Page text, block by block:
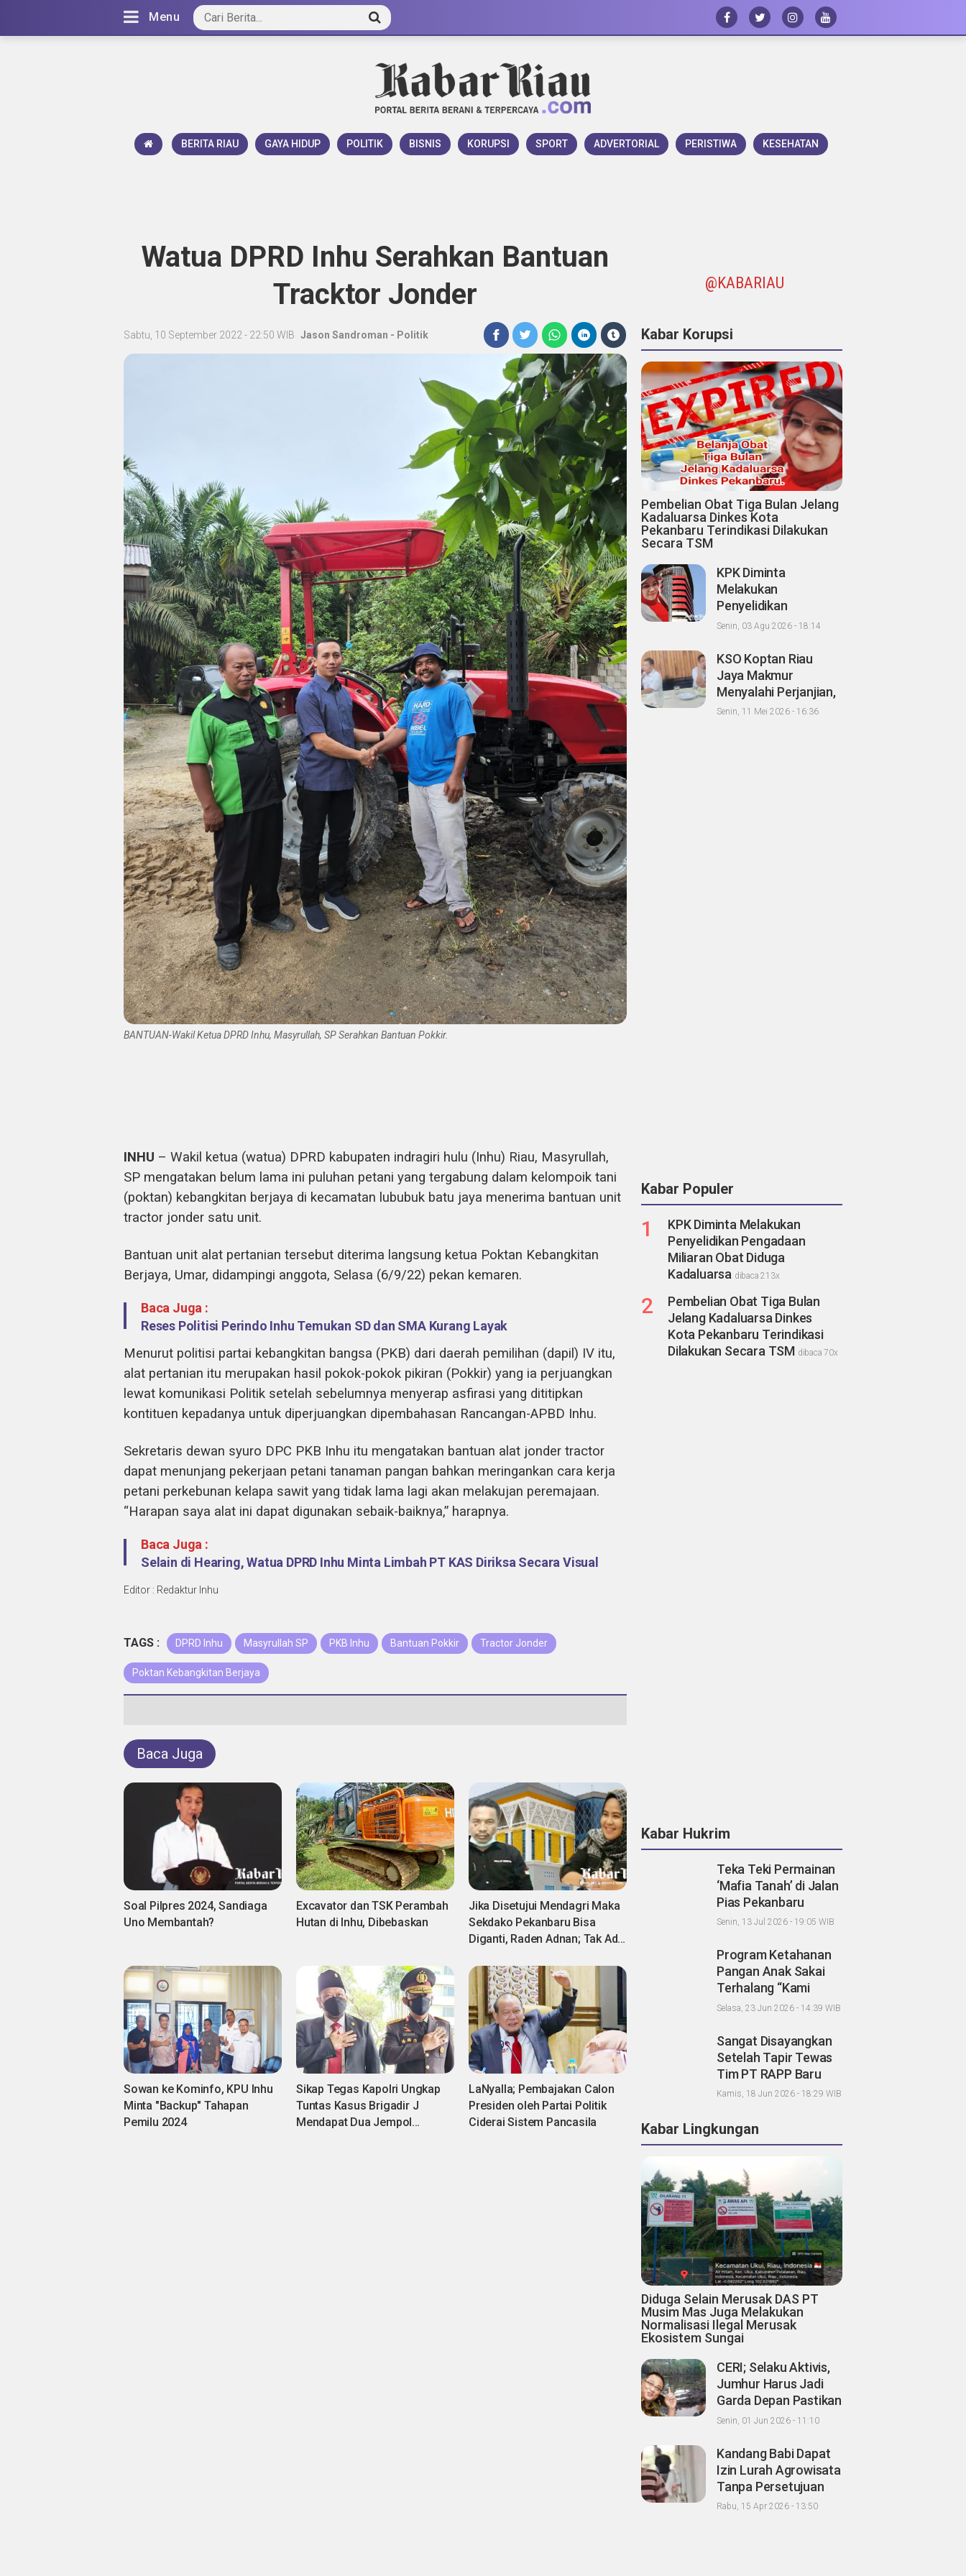
Menu
BERITA RIAU GAYA HIDUP POLITIK BISNIS KORUPSI SPORT ADVERTORIAL PERISTIWA KESEHATAN
Watua DPRD Inhu Serahkan Bantuan
Tracktor Jonder
Sabtu, 10 September 2022 - 22:50 WIB Jason Sandroman - Politik
BANTUAN-Wakil Ketua DPRD Inhu, Masyrullah, SP Serahkan Bantuan Pokkir.
INHU – Wakil ketua (watua) DPRD kabupaten indragiri hulu (Inhu) Riau, Masyrullah,
SP mengatakan belum lama ini puluhan petani yang tergabung dalam kelompoik tani
(poktan) kebangkitan berjaya di kecamatan lububuk batu jaya menerima bantuan unit
tractor jonder satu unit.
Bantuan unit alat pertanian tersebut diterima langsung ketua Poktan Kebangkitan
Berjaya, Umar, didampingi anggota, Selasa (6/9/22) pekan kemaren.
Baca Juga :
Reses Politisi Perindo Inhu Temukan SD dan SMA Kurang Layak
Menurut politisi partai kebangkitan bangsa (PKB) dari daerah pemilihan (dapil) IV itu,
alat pertanian itu merupakan hasil pokok-pokok pikiran (Pokkir) yang ia perjuangkan
lewat komunikasi Politik setelah sebelumnya menyerap asfirasi yang dititipkan
kontituen kepadanya untuk diperjuangkan dipembahasan Rancangan-APBD Inhu.
Sekretaris dewan syuro DPC PKB Inhu itu mengatakan bantuan alat jonder tractor
dapat menunjang pekerjaan petani tanaman pangan bahkan meringankan cara kerja
petani perkebunan kelapa sawit yang tidak lama lagi akan melakujan peremajaan.
“Harapan saya alat ini dapat digunakan sebaik-baiknya,” harapnya.
Baca Juga :
Selain di Hearing, Watua DPRD Inhu Minta Limbah PT KAS Diriksa Secara Visual
Editor : Redaktur Inhu
TAGS : DPRD Inhu Masyrullah SP PKB Inhu Bantuan Pokkir Tractor Jonder
Poktan Kebangkitan Berjaya
Baca Juga
Soal Pilpres 2024, Sandiaga
Uno Membantah?
Excavator dan TSK Perambah
Hutan di Inhu, Dibebaskan
Jika Disetujui Mendagri Maka
Sekdako Pekanbaru Bisa
Diganti, Raden Adnan; Tak Ada
Sowan ke Kominfo, KPU Inhu
Minta "Backup" Tahapan
Pemilu 2024
Sikap Tegas Kapolri Ungkap
Tuntas Kasus Brigadir J
Mendapat Dua Jempol
LaNyalla; Pembajakan Calon
Presiden oleh Partai Politik
Ciderai Sistem Pancasila
@KABARIAU
Kabar Korupsi
Pembelian Obat Tiga Bulan Jelang
Kadaluarsa Dinkes Kota
Pekanbaru Terindikasi Dilakukan
Secara TSM
KPK Diminta
Melakukan
Penyelidikan
Pengadaan Miliaran
Kadaluarsa
Senin, 03 Agu 2026 - 18:14
KSO Koptan Riau
Jaya Makmur
Menyalahi Perjanjian,
Pihak Ke III Abuzar
Senin, 11 Mei 2026 - 16:36
Kabar Populer
1
KPK Diminta Melakukan
Penyelidikan Pengadaan
Miliaran Obat Diduga
Kadaluarsa dibaca 213x
2
Pembelian Obat Tiga Bulan
Jelang Kadaluarsa Dinkes
Kota Pekanbaru Terindikasi
Dilakukan Secara TSM dibaca 70x
Kabar Hukrim
Teka Teki Permainan
‘Mafia Tanah’ di Jalan
Pias Pekanbaru
Menjadi Terang di
Senin, 13 Jul 2026 - 19:05 WIB
Program Ketahanan
Pangan Anak Sakai
Terhalang “Kami
Lapor Propam Polda
Selasa, 23 Jun 2026 - 14:39 WIB
Sangat Disayangkan
Setelah Tapir Tewas
Tim PT RAPP Baru
Sibuk Koordinasi,
Tanggung Jawab
Pemegang Konsesi
Kamis, 18 Jun 2026 - 18:29 WIB
Kabar Lingkungan
Diduga Selain Merusak DAS PT
Musim Mas Juga Melakukan
Normalisasi Ilegal Merusak
Ekosistem Sungai
CERI; Selaku Aktivis,
Jumhur Harus Jadi
Garda Depan Pastikan
Kondisi Lingkungan
Masyarakat "Apalagi
Setelah menjadi
Menteri"
Senin, 01 Jun 2026 - 11:10
Kandang Babi Dapat
Izin Lurah Agrowisata
Tanpa Persetujuan
Tetangga, Warga
Rabu, 15 Apr 2026 - 13:50